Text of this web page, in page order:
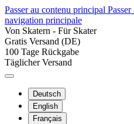
Passer au contenu principal
navigation principale
Von Skatern - Für Skater
Gratis Versand (DE)
100 Tage Rückgabe
Täglicher Versand
Deutsch
English
Français